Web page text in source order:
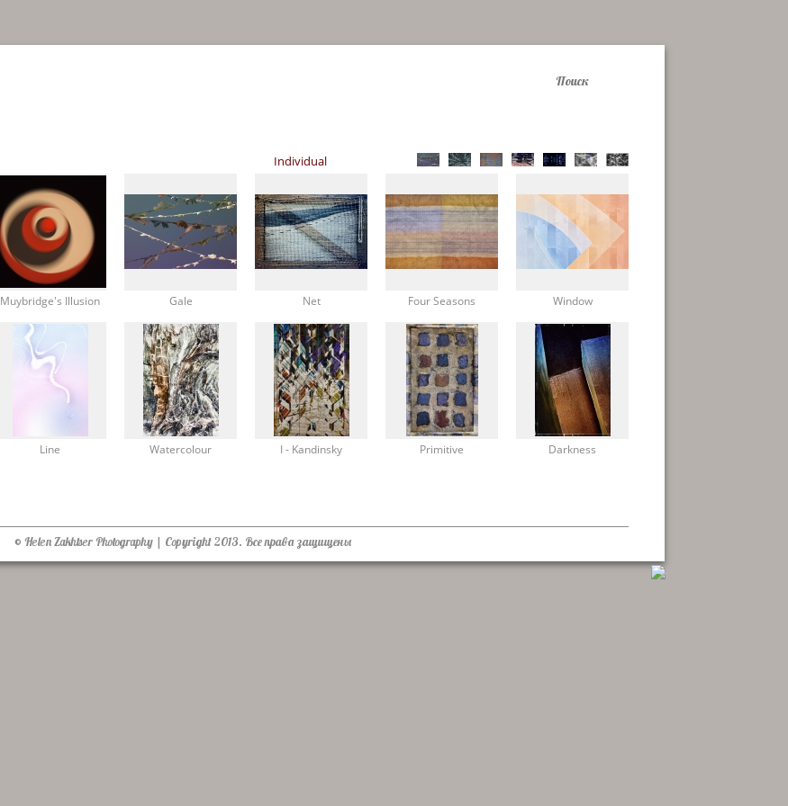
Individual
Muybridge's Illusion Gale Net Four Seasons Window
Line Watercolour I - Kandinsky Primitive Darkness
© Helen Zakhtser Photography | Copyright 2013. Все права защищены